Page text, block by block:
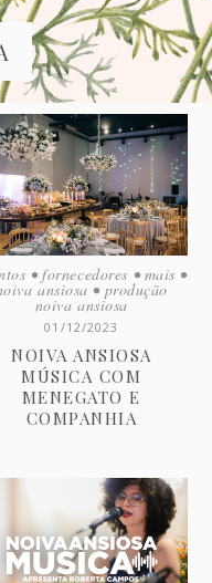
• fornecedores • mais •
ansiosa • produção
noiva ansiosa
01/12/2023
NOIVA ANSIOSA
MÚSICA COM
MENEGATO E
COMPANHIA